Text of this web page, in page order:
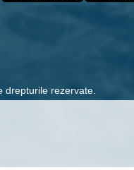
drepturile rezervate.